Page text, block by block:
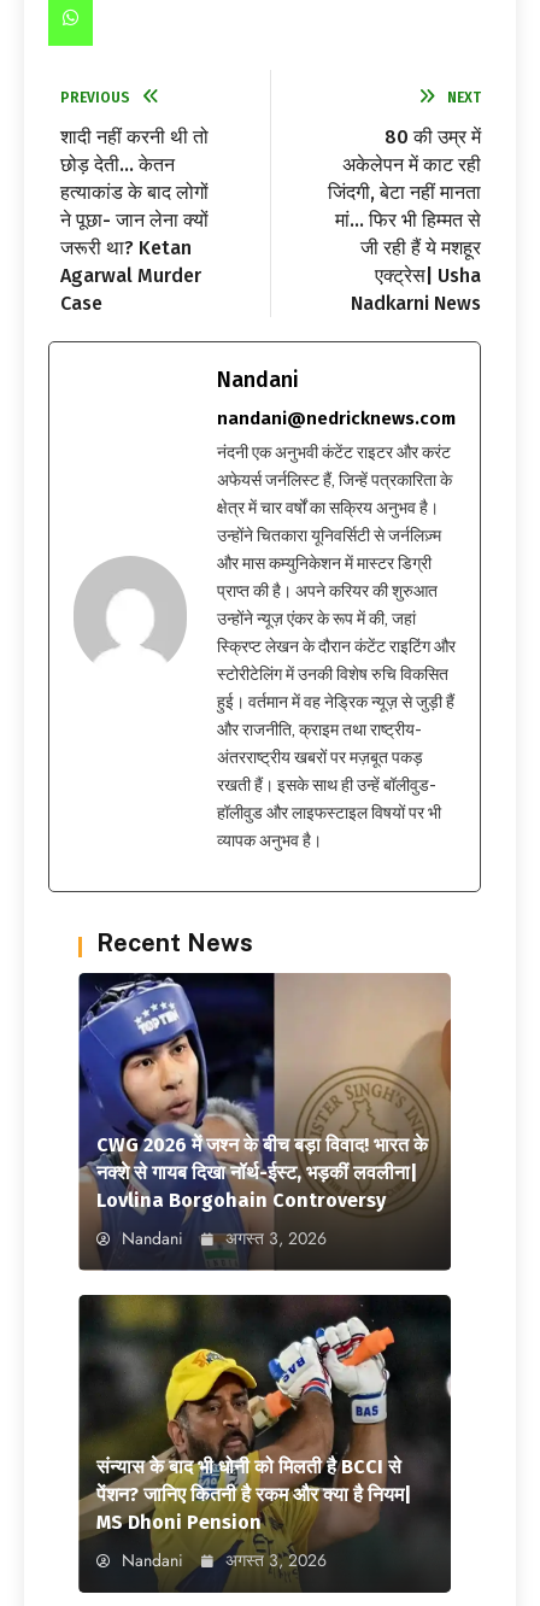
PREVIOUS
शादी नहीं करनी थी तो
छोड़ देती… केतन
हत्याकांड के बाद लोगों
ने पूछा- जान लेना क्यों
जरूरी था? Ketan
Agarwal Murder
Case
NEXT
80 की उम्र में
अकेलेपन में काट रही
जिंदगी, बेटा नहीं मानता
मां… फिर भी हिम्मत से
जी रही हैं ये मशहूर
एक्ट्रेस| Usha
Nadkarni News
Nandani
nandani@nedricknews.com
नंदनी एक अनुभवी कंटेंट राइटर और करंट
अफेयर्स जर्नलिस्ट हैं, जिन्हें पत्रकारिता के
क्षेत्र में चार वर्षों का सक्रिय अनुभव है।
उन्होंने चितकारा यूनिवर्सिटी से जर्नलिज़्म
और मास कम्युनिकेशन में मास्टर डिग्री
प्राप्त की है। अपने करियर की शुरुआत
उन्होंने न्यूज़ एंकर के रूप में की, जहां
स्क्रिप्ट लेखन के दौरान कंटेंट राइटिंग और
स्टोरीटेलिंग में उनकी विशेष रुचि विकसित
हुई। वर्तमान में वह नेड्रिक न्यूज़ से जुड़ी हैं
और राजनीति, क्राइम तथा राष्ट्रीय-
अंतरराष्ट्रीय खबरों पर मज़बूत पकड़
रखती हैं। इसके साथ ही उन्हें बॉलीवुड-
हॉलीवुड और लाइफस्टाइल विषयों पर भी
व्यापक अनुभव है।
Recent News
CWG 2026 में जश्न के बीच बड़ा विवाद! भारत के
नक्शे से गायब दिखा नॉर्थ-ईस्ट, भड़कीं लवलीना|
Lovlina Borgohain Controversy
Nandani अगस्त 3, 2026
संन्यास के बाद भी धोनी को मिलती है BCCI से
पेंशन? जानिए कितनी है रकम और क्या है नियम|
MS Dhoni Pension
Nandani अगस्त 3, 2026